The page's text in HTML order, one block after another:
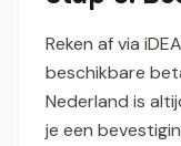
Reken af via
beschikbare
Nederland is
je een